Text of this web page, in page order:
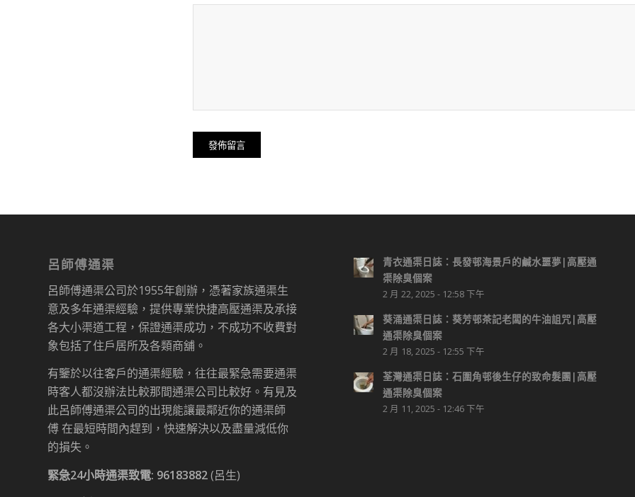
呂師傅通渠
呂師傅通渠公司於1955年創辦，憑著家族通渠生
意及多年通渠經驗，提供專業快捷高壓通渠及承接
各大小渠道工程，保證通渠成功，不成功不收費對
象包括了住戶居所及各類商舖。
有鑒於以往客戶的通渠經驗，往往最緊急需要通渠
時客人都沒辦法比較那間通渠公司比較好。有見及
此呂師傅通渠公司的出現能讓最鄰近你的通渠師
傅 在最短時間內趕到，快速解決以及盡量減低你
的損失。
緊急24小時通渠致電: 96183882(呂生)
青衣通渠日誌：長發邨海景戶的鹹水噩夢|高壓通
渠除臭個案
2 月 22, 2025 - 12:58 下午
葵涌通渠日誌：葵芳邨茶記老闆的牛油詛咒|高壓
通渠除臭個案
2 月 18, 2025 - 12:55 下午
荃灣通渠日誌：石圍角邨後生仔的致命髮團|高壓
通渠除臭個案
2 月 11, 2025 - 12:46 下午